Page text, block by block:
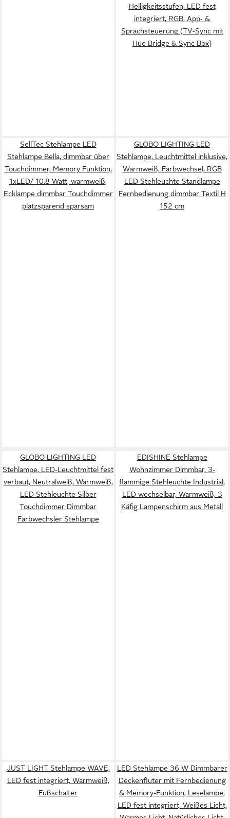
Helligkeitsstufen, LED fest
integriert, RGB, App‑ &
Sprachsteuerung (TV‑Sync mit
Hue Bridge & Sync Box)
SellTec Stehlampe LED
Stehlampe Bella, dimmbar über
Touchdimmer, Memory Funktion,
1xLED/ 10.8 Watt, warmweiß,
Ecklampe dimmbar Touchdimmer
platzsparend sparsam
GLOBO LIGHTING LED
Stehlampe, Leuchtmittel inklusive,
Warmweiß, Farbwechsel, RGB
LED Stehleuchte Standlampe
Fernbedienung dimmbar Textil H
152 cm
GLOBO LIGHTING LED
Stehlampe, LED-Leuchtmittel fest
verbaut, Neutralweiß, Warmweiß,
LED Stehleuchte Silber
Touchdimmer Dimmbar
Farbwechsler Stehlampe
EDISHINE Stehlampe
Wohnzimmer Dimmbar, 3-
flammige Stehleuchte Industrial,
LED wechselbar, Warmweiß, 3
Käfig Lampenschirm aus Metall
JUST LIGHT Stehlampe WAVE,
LED fest integriert, Warmweiß,
Fußschalter
LED Stehlampe 36 W Dimmbarer
Deckenfluter mit Fernbedienung
& Memory-Funktion, Leselampe,
LED fest integriert, Weißes Licht,